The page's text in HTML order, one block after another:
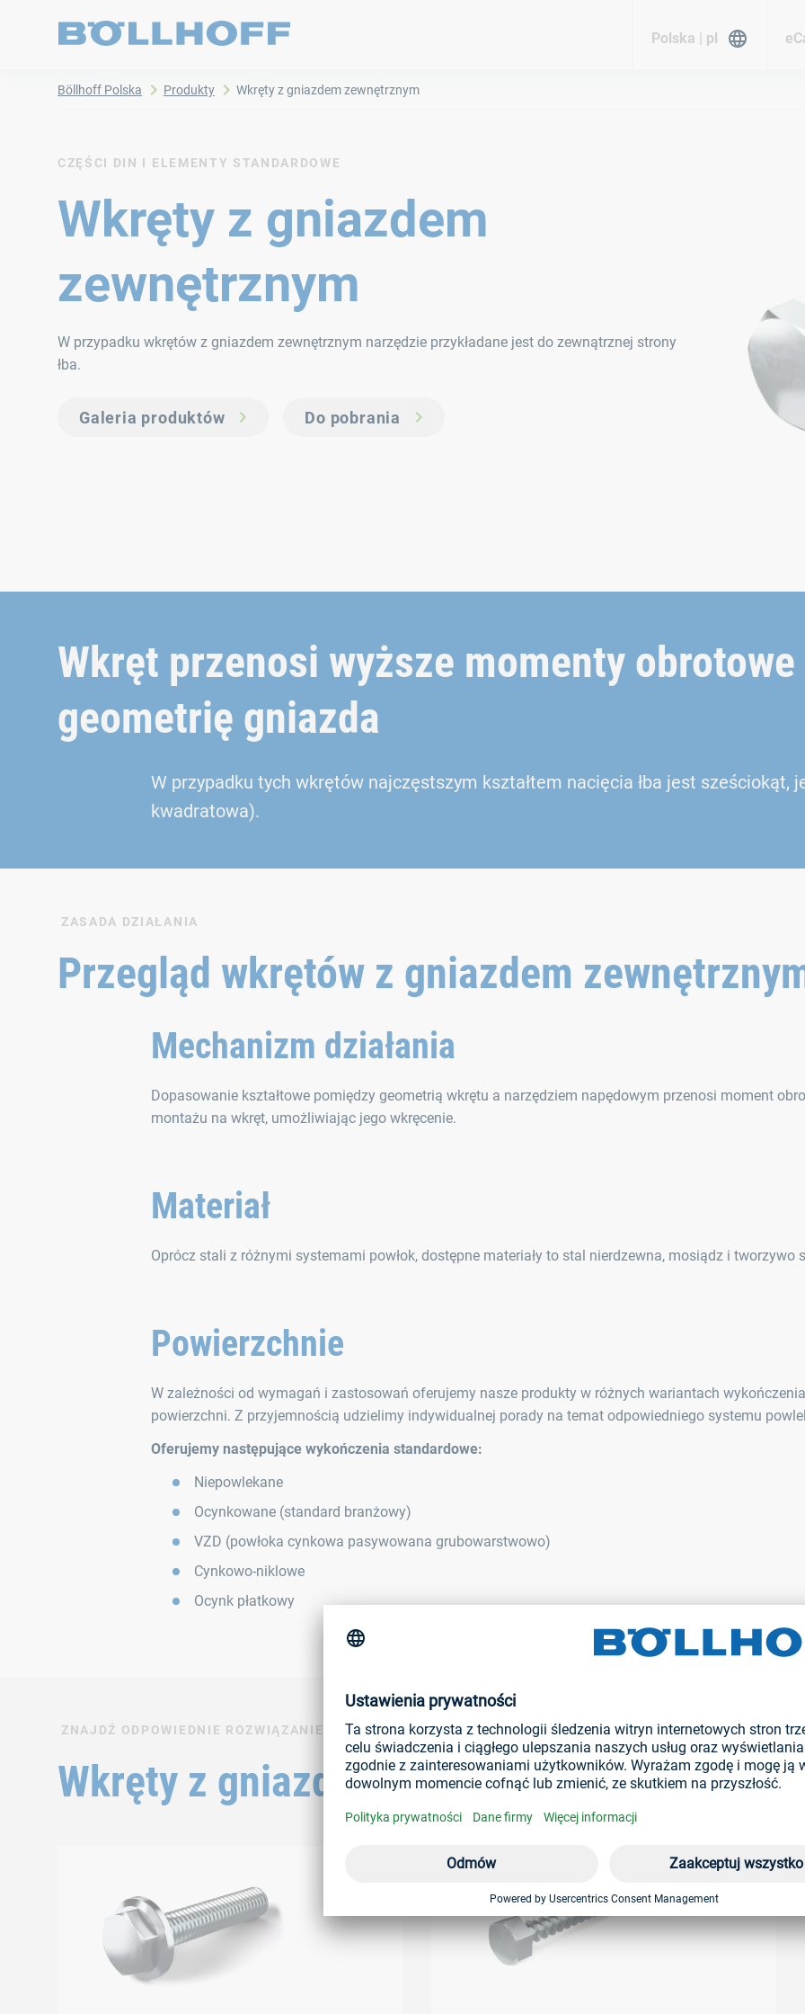
Polska | pl
Böllhoff Polska Produkty Wkręty z gniazdem zewnętrznym
CZĘŚCI DIN I ELEMENTY STANDARDOWE
Wkręty z gniazdem
zewnętrznym
W przypadku wkrętów z gniazdem zewnętrznym narzędzie przykładane jest do zewnątrznej strony
łba.
Galeria produktów Do pobrania
Wkręt przenosi wyższe momenty obrotowe
geometrię gniazda
W przypadku tych wkrętów najczęstszym kształtem nacięcia łba jest sześciokąt,
kwadratowa).
ZASADA DZIAŁANIA
Przegląd wkrętów z gniazdem
Mechanizm działania
Dopasowanie kształtowe pomiędzy geometrią wkrętu a narzędziem napędowym przenosi moment
montażu na wkręt, umożliwiając jego wkręcenie.
Materiał
Oprócz stali z różnymi systemami powłok, dostępne materiały to stal nierdzewna, mosiądz i tworzywo
Powierzchnie
W zależności od wymagań i zastosowań oferujemy nasze produkty w różnych wariantach wykończenia
powierzchni. Z przyjemnością udzielimy indywidualnej porady na temat odpowiedniego systemu
Oferujemy następujące wykończenia standardowe:
Niepowlekane
Ocynkowane (standard branżowy)
VZD (powłoka cynkowa pasywowana grubowarstwowo)
Cynkowo-niklowe
Ocynk płatkowy
ZNAJDŹ ODPOWIEDNIE ROZWIĄZANIE DO SWOJEGO ZASTOSOWANIA
Wkręty z gniazdem zewnętrznym